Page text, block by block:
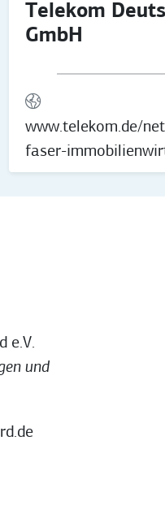
Telekom
GmbH
www.telekom.de/
faser-
e.V.
und